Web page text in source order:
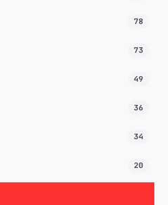
78
73
49
36
34
20